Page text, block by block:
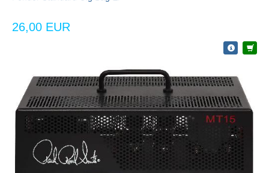
26,00 EUR